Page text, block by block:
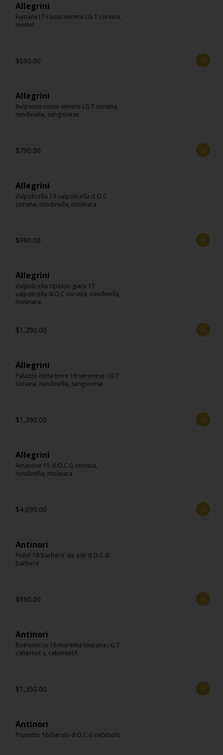
Allegrini
Fumane17 rosso veneto i.G.T corvina,
merlot
$690.00
Allegrini
Belpasso rosso veneto i.G.T corvina,
rondinella, sangiovese
$790.00
Allegrini
Valpolicella 19 valpolicella d.O.C
corvina, rondinella, molinara
$990.00
Allegrini
Valpolicella ripasso giara 17
valpolicella d.O.C corvina, rondinella,
molinara
$1,290.00
Allegrini
Palazzo della torre 16 veronese i.G.T
corvina, rondinella, sangiovese
$1,390.00
Allegrini
Amarone 15 d.O.C.G corvina,
rondinella, molinara
$4,090.00
Antinori
Fiulot 18 barbera´ de asti d.O.C.G
barbera
$890.00
Antinori
Botrosecco 16 marema toscana i.G.T
cabernet s, cabernet f.
$1,350.00
Antinori
Prunotto 16 barolo d.O.C.G nebbiolo